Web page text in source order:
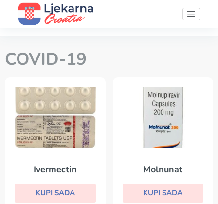
COVID-19
Ivermectin
KUPI SADA
Molnunat
KUPI SADA